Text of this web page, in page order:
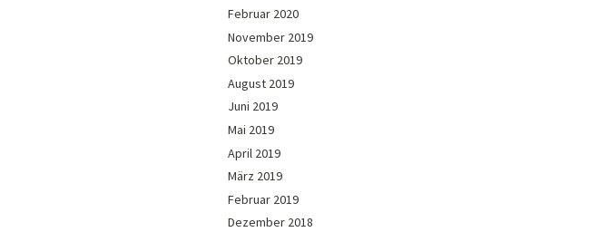
Februar 2020
November 2019
Oktober 2019
August 2019
Juni 2019
Mai 2019
April 2019
März 2019
Februar 2019
Dezember 2018